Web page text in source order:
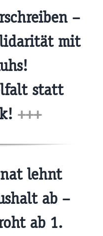
–
mit
statt
+++
lehnt
ab –
ab 1.